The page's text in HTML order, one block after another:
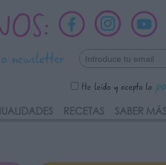
newsletter
He leído y acepto la
RECETAS SABER MÁS